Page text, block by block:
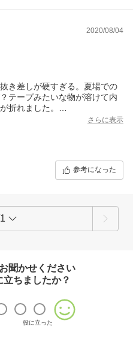
2020/08/04
き差しが硬すぎる。夏場での
テープみたいな物が溶けて内
折れました。
と充電がされないけど、これ
、日中の低速充電のつもりで
さらに表示
参考になった
聞かせください
立ちましたか？
役に立った